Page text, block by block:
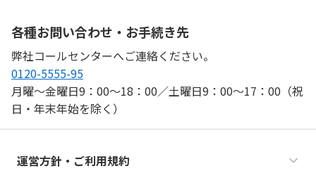
各種お問い合わせ・お手続き先
弊社コールセンターへご連絡ください。
0120-5555-95
月曜〜金曜日9：00〜18：00／土曜日9：00〜17：00（祝
日・年末年始を除く）
運営方針・ご利用規約